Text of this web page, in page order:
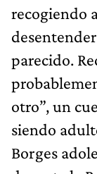
recogiendo
parecido.
otro”, un
siendo
Borges